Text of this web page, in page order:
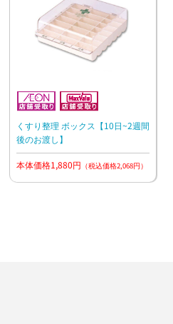
くすり整理 ボックス【10日~2週間
後のお渡し】
本体価格1,880円 （税込価格2,068円）